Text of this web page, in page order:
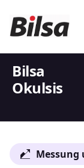
Bilsa
Okulsis
Messung